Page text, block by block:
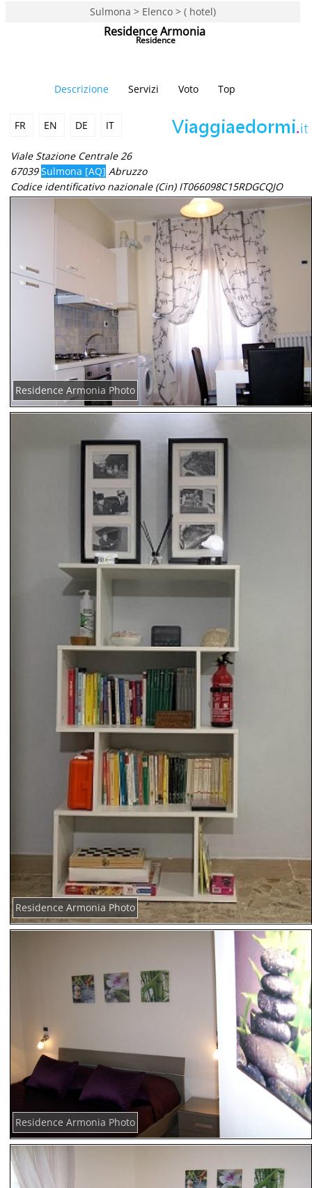
Sulmona > Elenco > ( hotel)
Residence Armonia
Residence
Descrizione Servizi Voto Top
FR EN DE IT
Viale Stazione Centrale 26
67039Sulmona [AQ] Abruzzo
Codice identificativo nazionale (Cin) IT066098C15RDGCQJO
Residence Armonia Photo
Residence Armonia Photo
Residence Armonia Photo